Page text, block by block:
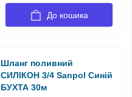
До кошика
Шланг поливний
СИЛІКОН 3/4 Sanpol Синій
БУХТА 30м